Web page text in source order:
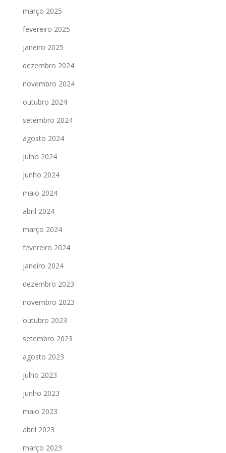
março 2025
fevereiro 2025
janeiro 2025
dezembro 2024
novembro 2024
outubro 2024
setembro 2024
agosto 2024
julho 2024
junho 2024
maio 2024
abril 2024
março 2024
fevereiro 2024
janeiro 2024
dezembro 2023
novembro 2023
outubro 2023
setembro 2023
agosto 2023
julho 2023
junho 2023
maio 2023
abril 2023
março 2023